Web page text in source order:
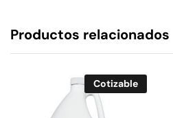
Productos relacionados
Cotizable